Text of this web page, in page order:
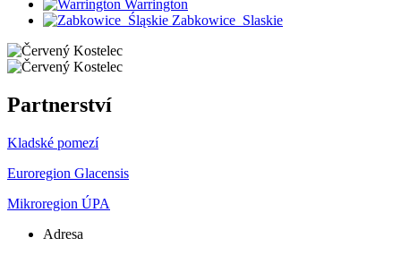
Warrington
Zabkowice_Slaskie
Partnerství
Kladské pomezí
Euroregion Glacensis
Mikroregion ÚPA
Adresa